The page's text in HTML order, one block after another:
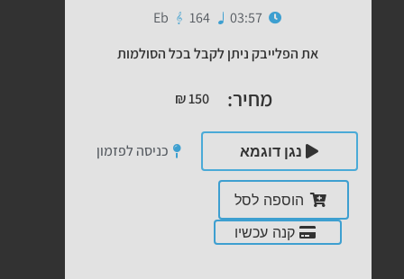
03:57
164
Eb
את הפלייבק ניתן לקבל בכל הסולמות
מחיר: ₪150
נגן דוגמא כניסה לפזמון
הוספה לסל
קנה עכשיו